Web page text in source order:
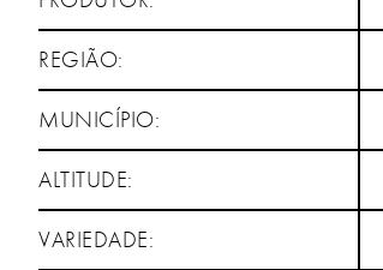
REGIÃO:
MUNICÍPIO:
ALTITUDE:
VARIEDADE: